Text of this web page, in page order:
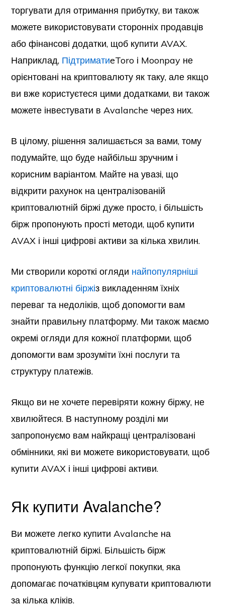
торгувати для отримання прибутку, ви також
можете використовувати сторонніх продавців
або фінансові додатки, щоб купити AVAX.
Наприклад, ПідтриматиeToro і Moonpay не
орієнтовані на криптовалюту як таку, але якщо
ви вже користуєтеся цими додатками, ви також
можете інвестувати в Avalanche через них.
В цілому, рішення залишається за вами, тому
подумайте, що буде найбільш зручним і
корисним варіантом. Майте на увазі, що
відкрити рахунок на централізованій
криптовалютній біржі дуже просто, і більшість
бірж пропонують прості методи, щоб купити
AVAX і інші цифрові активи за кілька хвилин.
Ми створили короткі огляди найпопулярніші
криптовалютні біржіз викладенням їхніх
переваг та недоліків, щоб допомогти вам
знайти правильну платформу. Ми також маємо
окремі огляди для кожної платформи, щоб
допомогти вам зрозуміти їхні послуги та
структуру платежів.
Якщо ви не хочете перевіряти кожну біржу, не
хвилюйтеся. В наступному розділі ми
запропонуємо вам найкращі централізовані
обмінники, які ви можете використовувати, щоб
купити AVAX і інші цифрові активи.
Як купити Avalanche?
Ви можете легко купити Avalanche на
криптовалютній біржі. Більшість бірж
пропонують функцію легкої покупки, яка
допомагає початківцям купувати криптовалюти
за кілька кліків.